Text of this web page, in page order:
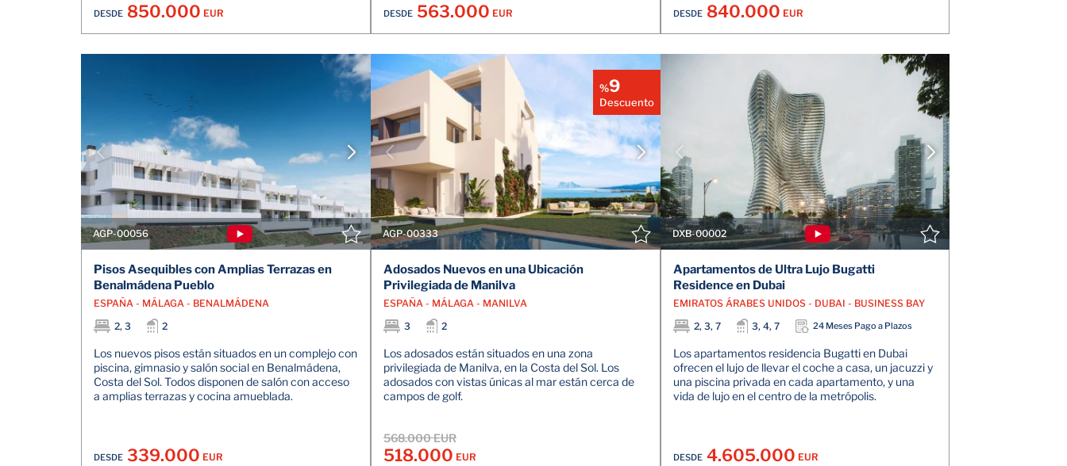
DESDE 850.000 EUR DESDE 563.000 EUR DESDE 840.000 EUR
VER DETALLES
CONTACTE CON EL AGENTE
AGP-00056
Pisos Asequibles con Amplias Terrazas en
Benalmádena Pueblo
ESPAÑA - MÁLAGA - BENALMÁDENA
2, 3
2
Los nuevos pisos están situados en un complejo con
piscina, gimnasio y salón social en Benalmádena,
Costa del Sol. Todos disponen de salón con acceso
a amplias terrazas y cocina amueblada.
DESDE 339.000 EUR
VER DETALLES
CONTACTE CON EL AGENTE
%9
Descuento
AGP-00333
Adosados Nuevos en una Ubicación
Privilegiada de Manilva
ESPAÑA - MÁLAGA - MANILVA
3
2
Los adosados están situados en una zona
privilegiada de Manilva, en la Costa del Sol. Los
adosados con vistas únicas al mar están cerca de
campos de golf.
568.000 EUR
518.000 EUR
DXB-00002
Apartamentos de Ultra Lujo Bugatti
Residence en Dubai
EMIRATOS ÁRABES UNIDOS - DUBAI - BUSINESS BAY
2, 3, 7
3, 4, 7 24 Meses Pago a Plazos
Los apartamentos residencia Bugatti en Dubai
ofrecen el lujo de llevar el coche a casa, un jacuzzi y
una piscina privada en cada apartamento, y una
vida de lujo en el centro de la metrópolis.
DESDE 4.605.000 EUR